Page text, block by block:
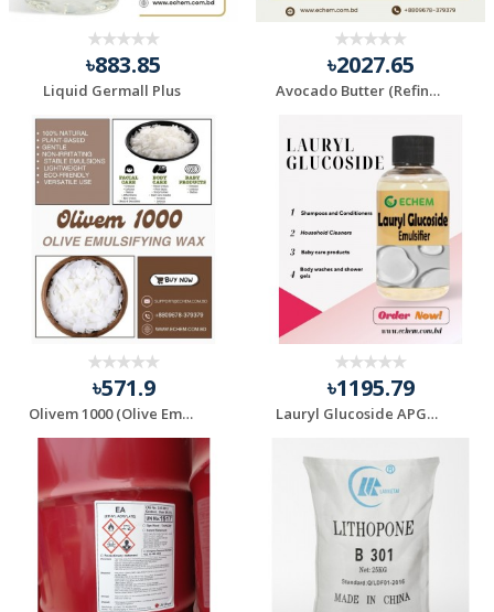
৳883.85
Liquid Germall Plus
৳2027.65
Avocado Butter (Refined)
৳571.9
Olivem 1000 (Olive Emulsifying Wax)
৳1195.79
Lauryl Glucoside APG126 (Reachin)